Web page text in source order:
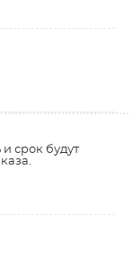
срок будут